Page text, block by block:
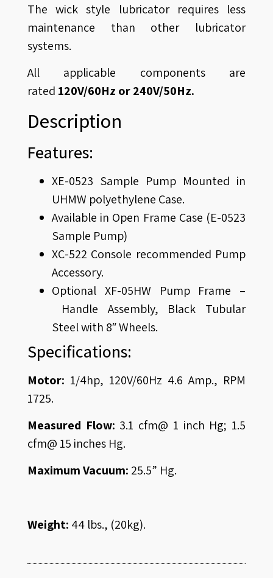
The wick style lubricator requires less
maintenance than other lubricator
systems.
All applicable components are
rated 120V/60Hz or 240V/50Hz.
Description
Features:
XE-0523 Sample Pump Mounted in
UHMW polyethylene Case.
Available in Open Frame Case (E-0523
Sample Pump)
XC-522 Console recommended Pump
Accessory.
Optional XF-05HW Pump Frame –
Handle Assembly, Black Tubular
Steel with 8″ Wheels.
Specifications:
Motor: 1/4hp, 120V/60Hz 4.6 Amp., RPM
1725.
Measured Flow: 3.1 cfm@ 1 inch Hg; 1.5
cfm@ 15 inches Hg.
Maximum Vacuum: 25.5” Hg.
Weight: 44 lbs., (20kg).